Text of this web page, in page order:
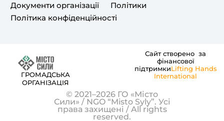
m
Документи організації
Політики
Політика конфіденційності
ГРОМАДСЬКА
ОРГАНІЗАЦІЯ
Сайт створено за
фінансової
підтримкиLifting Hands
International
© 2021–2026 ГО «Місто
Сили» / NGO “Misto Syly”. Усі
права захищені / All rights
reserved.